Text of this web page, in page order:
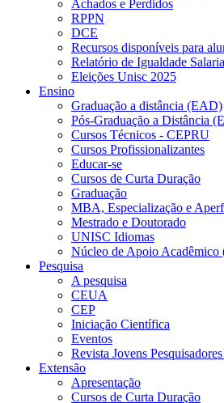
Achados e Perdidos
RPPN
DCE
Recursos disponíveis para
Relatório de Igualdade
Eleições Unisc 2025
Ensino
Graduação a distância (EAD)
Pós-Graduação a Distância
Cursos Técnicos - CEPRU
Cursos Profissionalizantes
Educar-se
Cursos de Curta Duração
Graduação
MBA, Especialização e
Mestrado e Doutorado
UNISC Idiomas
Núcleo de Apoio
Pesquisa
A pesquisa
CEUA
CEP
Iniciação Científica
Eventos
Revista Jovens
Extensão
Apresentação
Cursos de Curta Duração